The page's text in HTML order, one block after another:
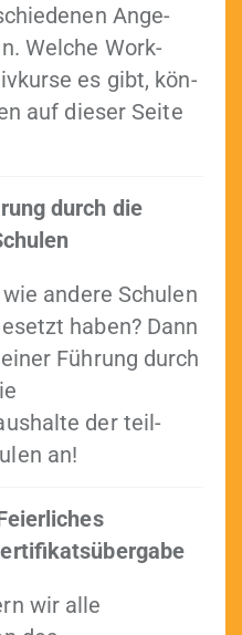
Ange­
Welche Work­
es gibt, kön­
auf dieser Seite
durch die
andere Schulen
haben? Dann
Führung durch
der teil­
an!
wir alle